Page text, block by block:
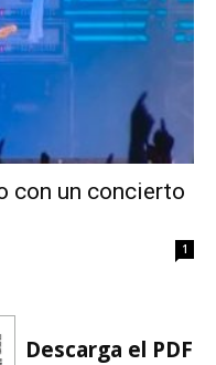
con un concierto
1
Descarga el PDF